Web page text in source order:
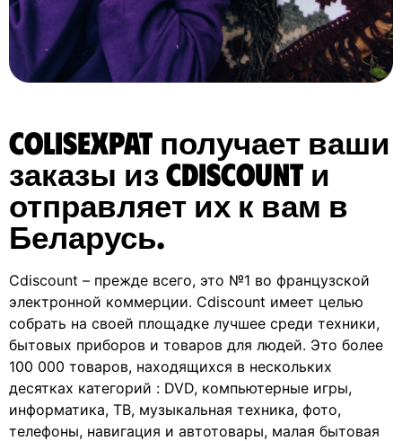
ColisExpat получает ваши
заказы из Cdiscount и
отправляет их к вам в
Беларусь.
Cdiscount – прежде всего, это №1 во французской
электронной коммерции. Cdiscount имеет целью
собрать на своей площадке лучшее среди техники,
бытовых приборов и товаров для людей. Это более
100 000 товаров, находящихся в нескольких
десятках категорий : DVD, компьютерные игры,
информатика, ТВ, музыкальная техника, фото,
телефоны, навигация и автотовары, малая бытовая